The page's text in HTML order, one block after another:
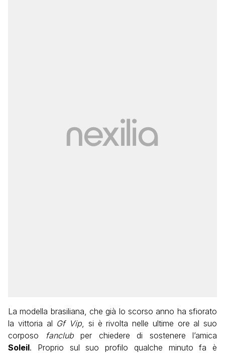
La modella brasiliana, che già lo scorso anno ha sfiorato
la vittoria al Gf Vip, si è rivolta nelle ultime ore al suo
corposo
fanclubper chiedere di sostenere l’amica
Soleil. Proprio sul suo profilo qualche minuto fa è